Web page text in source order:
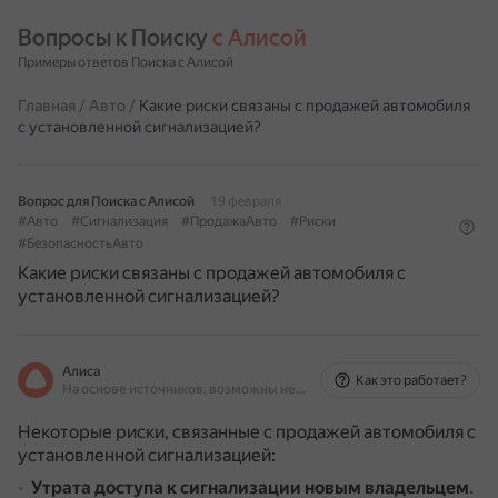
Вопросы к Поиску с Алисой
Примеры ответов Поиска с Алисой
Главная / Авто / Какие риски связаны с продажей автомобиля
с установленной сигнализацией?
Вопрос для Поиска с Алисой
19 февраля
#Авто
#Сигнализация #ПродажаАвто
#Риски
#БезопасностьАвто
Какие риски связаны с продажей автомобиля с
установленной сигнализацией?
Алиса
На основе источников, возможны неточности
Как это работает?
Некоторые риски, связанные с продажей автомобиля с
установленной сигнализацией:
Утрата доступа к сигнализации новым владельцем.